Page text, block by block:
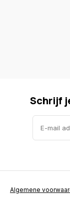
Schrijf
Algemene